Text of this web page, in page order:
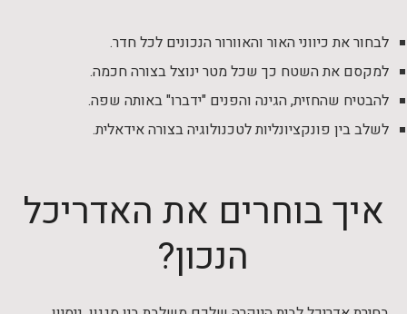
לבחור את כיווני האור והאוורור הנכונים לכל חדר.
למקסם את השטח כך שכל מטר ינוצל בצורה חכמה.
להבטיח שהחזית, הגינה והפנים "ידברו" באותה שפה.
לשלב בין פונקציונליות לטכנולוגיה בצורה אידאלית.
איך בוחרים את האדריכל
הנכון?